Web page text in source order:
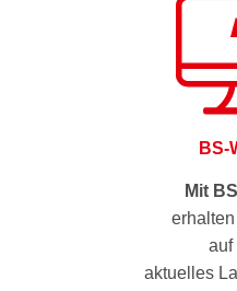
BS-
Mit
auf
aktuelles